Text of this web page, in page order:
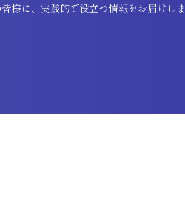
様に、実践的で役立つ情報をお届けしま